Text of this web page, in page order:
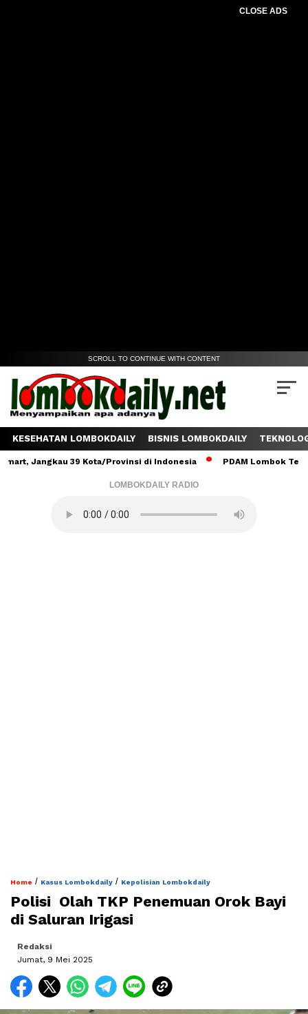
CLOSE ADS
SCROLL TO CONTINUE WITH CONTENT
KESEHATAN LOMBOKDAILY BISNIS LOMBOKDAILY
39 Kota/Provinsi di Indonesia PDAM Lombok Tengah
LOMBOKDAILY RADIO
Home / Kasus Lombokdaily / Kepolisian Lombokdaily
‎Polisi Olah TKP Penemuan Orok Bayi
di Saluran Irigasi
Redaksi
Jumat, 9 Mei 2025